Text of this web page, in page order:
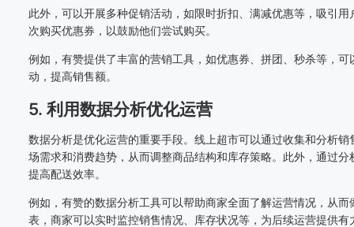
此外，可以开展多种促销活动，如限时折扣、满减优惠等，吸引
次购买优惠券，以鼓励他们尝试购买。
例如，有赞提供了丰富的营销工具，如优惠券、拼团、秒杀等，
动，提高销售额。
5. 利用数据分析优化运营
数据分析是优化运营的重要手段。线上超市可以通过收集和分析
场需求和消费趋势，从而调整商品结构和库存策略。此外，通过
提高配送效率。
例如，有赞的数据分析工具可以帮助商家全面了解运营情况，从
表，商家可以实时监控销售情况、库存状况等，为后续运营提供有